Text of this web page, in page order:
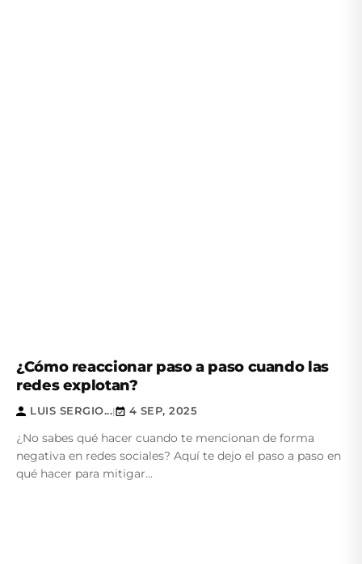
¿Cómo reaccionar paso a paso cuando las
redes explotan?
LUIS SERGIO...| 4 SEP, 2025
¿No sabes qué hacer cuando te mencionan de forma
negativa en redes sociales? Aquí te dejo el paso a paso en
qué hacer para mitigar...